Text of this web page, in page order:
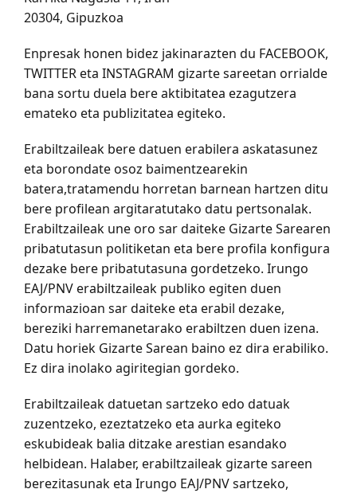
20304, Gipuzkoa
Enpresak honen bidez jakinarazten du FACEBOOK,
TWITTER eta INSTAGRAM gizarte sareetan orrialde
bana sortu duela bere aktibitatea ezagutzera
emateko eta publizitatea egiteko.
Erabiltzaileak bere datuen erabilera askatasunez
eta borondate osoz baimentzearekin
batera,tratamendu horretan barnean hartzen ditu
bere profilean argitaratutako datu pertsonalak.
Erabiltzaileak une oro sar daiteke Gizarte Sarearen
pribatutasun politiketan eta bere profila konfigura
dezake bere pribatutasuna gordetzeko. Irungo
EAJ/PNV erabiltzaileak publiko egiten duen
informazioan sar daiteke eta erabil dezake,
bereziki harremanetarako erabiltzen duen izena.
Datu horiek Gizarte Sarean baino ez dira erabiliko.
Ez dira inolako agiritegian gordeko.
Erabiltzaileak datuetan sartzeko edo datuak
zuzentzeko, ezeztatzeko eta aurka egiteko
eskubideak balia ditzake arestian esandako
helbidean. Halaber, erabiltzaileak gizarte sareen
berezitasunak eta Irungo EAJ/PNV sartzeko,